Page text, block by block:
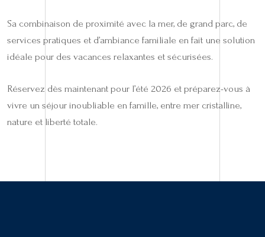
Sa combinaison de proximité avec la mer, de grand parc, de
services pratiques et d’ambiance familiale en fait une solution
idéale pour des vacances relaxantes et sécurisées.
Réservez dès maintenant pour l’été 2026 et préparez-vous à
vivre un séjour inoubliable en famille, entre mer cristalline,
nature et liberté totale.